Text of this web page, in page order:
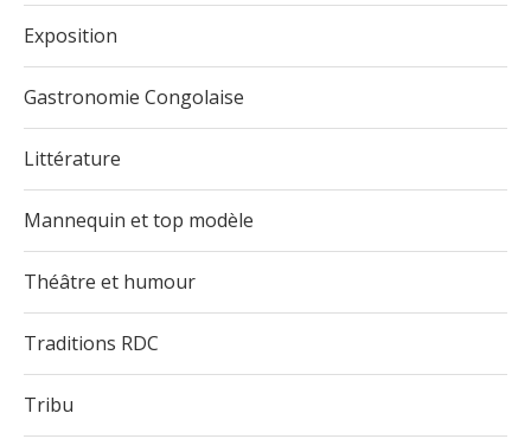
Exposition
Gastronomie Congolaise
Littérature
Mannequin et top modèle
Théâtre et humour
Traditions RDC
Tribu